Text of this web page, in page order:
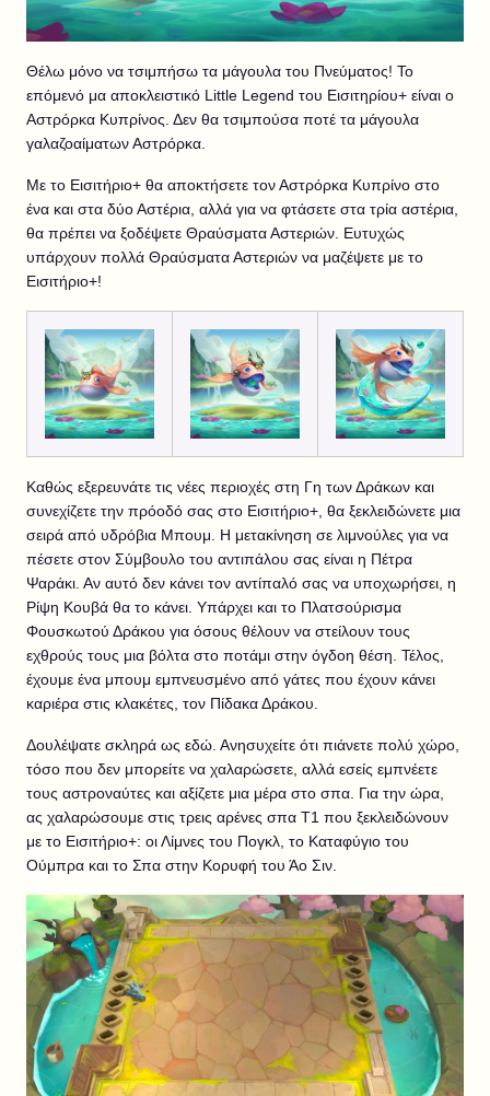
Θέλω μόνο να τσιμπήσω τα μάγουλα του Πνεύματος! Το
επόμενό μα αποκλειστικό Little Legend του Εισιτηρίου+ είναι ο
Αστρόρκα Κυπρίνος. Δεν θα τσιμπούσα ποτέ τα μάγουλα
γαλαζοαίματων Αστρόρκα.
Με το Εισιτήριο+ θα αποκτήσετε τον Αστρόρκα Κυπρίνο στο
ένα και στα δύο Αστέρια, αλλά για να φτάσετε στα τρία αστέρια,
θα πρέπει να ξοδέψετε Θραύσματα Αστεριών. Ευτυχώς
υπάρχουν πολλά Θραύσματα Αστεριών να μαζέψετε με το
Εισιτήριο+!
Καθώς εξερευνάτε τις νέες περιοχές στη Γη των Δράκων και
συνεχίζετε την πρόοδό σας στο Εισιτήριο+, θα ξεκλειδώνετε μια
σειρά από υδρόβια Μπουμ. Η μετακίνηση σε λιμνούλες για να
πέσετε στον Σύμβουλο του αντιπάλου σας είναι η Πέτρα
Ψαράκι. Αν αυτό δεν κάνει τον αντίπαλό σας να υποχωρήσει, η
Ρίψη Κουβά θα το κάνει. Υπάρχει και το Πλατσούρισμα
Φουσκωτού Δράκου για όσους θέλουν να στείλουν τους
εχθρούς τους μια βόλτα στο ποτάμι στην όγδοη θέση. Τέλος,
έχουμε ένα μπουμ εμπνευσμένο από γάτες που έχουν κάνει
καριέρα στις κλακέτες, τον Πίδακα Δράκου.
Δουλέψατε σκληρά ως εδώ. Ανησυχείτε ότι πιάνετε πολύ χώρο,
τόσο που δεν μπορείτε να χαλαρώσετε, αλλά εσείς εμπνέετε
τους αστροναύτες και αξίζετε μια μέρα στο σπα. Για την ώρα,
ας χαλαρώσουμε στις τρεις αρένες σπα Τ1 που ξεκλειδώνουν
με το Εισιτήριο+: οι Λίμνες του Πογκλ, το Καταφύγιο του
Ούμπρα και το Σπα στην Κορυφή του Άο Σιν.